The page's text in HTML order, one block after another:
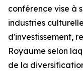
conférence vise à
industries
d'investissement,
Royaume selon
de la